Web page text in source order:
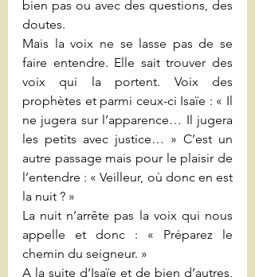
bien pas ou avec des questions, des
doutes.
Mais la voix ne se lasse pas de se
faire entendre. Elle sait trouver des
voix qui la portent. Voix des
prophètes et parmi ceux-ci Isaïe : « Il
ne jugera sur l’apparence… Il jugera
les petits avec justice… » C’est un
autre passage mais pour le plaisir de
l’entendre : « Veilleur, où donc en est
la nuit ? »
La nuit n’arrête pas la voix qui nous
appelle et donc : « Préparez le
chemin du seigneur. »
A la suite d’Isaïe et de bien d’autres,